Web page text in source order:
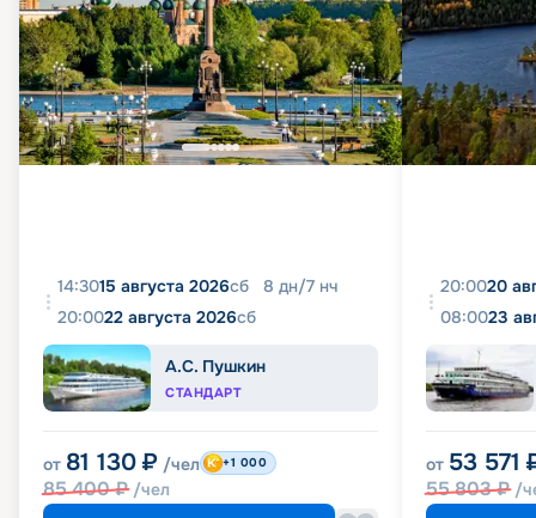
14:3015 августа 2026сб 8 дн/7 нч
20:0022 августа 2026сб
А.С. Пушкин
СТАНДАРТ
от 81 130 ₽ /чел
85 400₽ /чел
+1 000
20:0020
08:0023
от 53 571
55 803₽ /